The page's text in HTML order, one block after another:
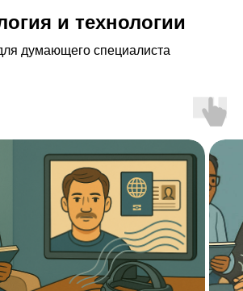
и технологии
думающего специалиста